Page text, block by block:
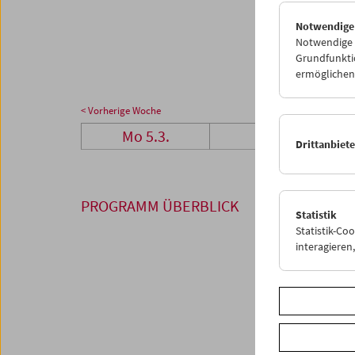
02
< Vorherige Woche
Mo 5.3.
PROGRAMM ÜBERBLICK
Notwendige
Statistik
Statistik-